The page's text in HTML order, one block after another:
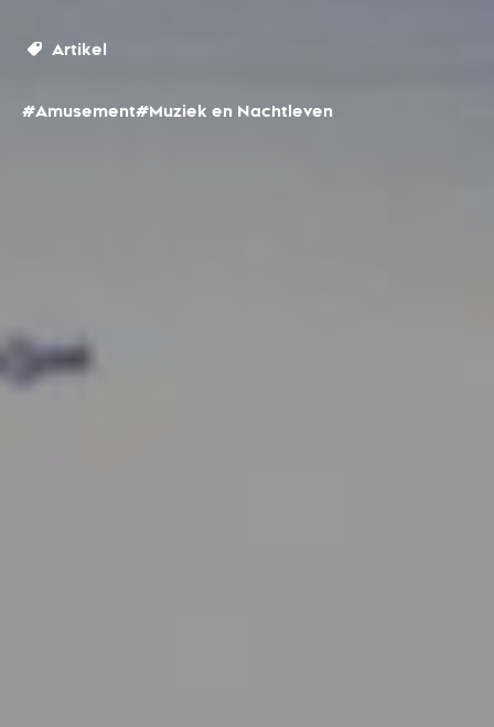
Artikel
#Amusement#Muziek en Nachtleven